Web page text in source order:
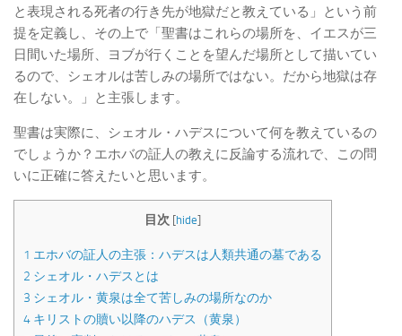
と表現される死者の行き先が地獄だと教えている」という前
提を定義し、その上で「聖書はこれらの場所を、イエスが三
日間いた場所、ヨブが行くことを望んだ場所として描いてい
るので、シェオルは苦しみの場所ではない。だから地獄は存
在しない。」と主張します。
聖書は実際に、シェオル・ハデスについて何を教えているの
でしょうか？エホバの証人の教えに反論する流れで、この問
いに正確に答えたいと思います。
目次 [hide]
1 エホバの証人の主張：ハデスは人類共通の墓である
2 シェオル・ハデスとは
3 シェオル・黄泉は全て苦しみの場所なのか
4 キリストの贖い以降のハデス（黄泉）